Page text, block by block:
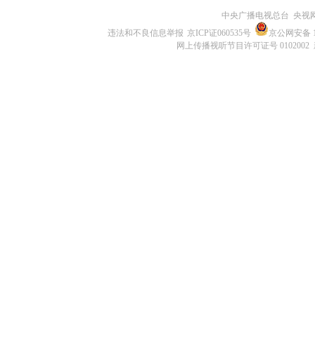
中央广播电视总台 央视
违法和不良信息举报 京ICP证060535号
京公网安备
网上传播视听节目许可证号 0102002